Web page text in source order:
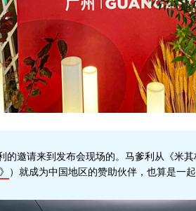
的邀请来到发布会现场的。马爹利从《米
）就成为中国地区的赞助伙伴，也算是一起